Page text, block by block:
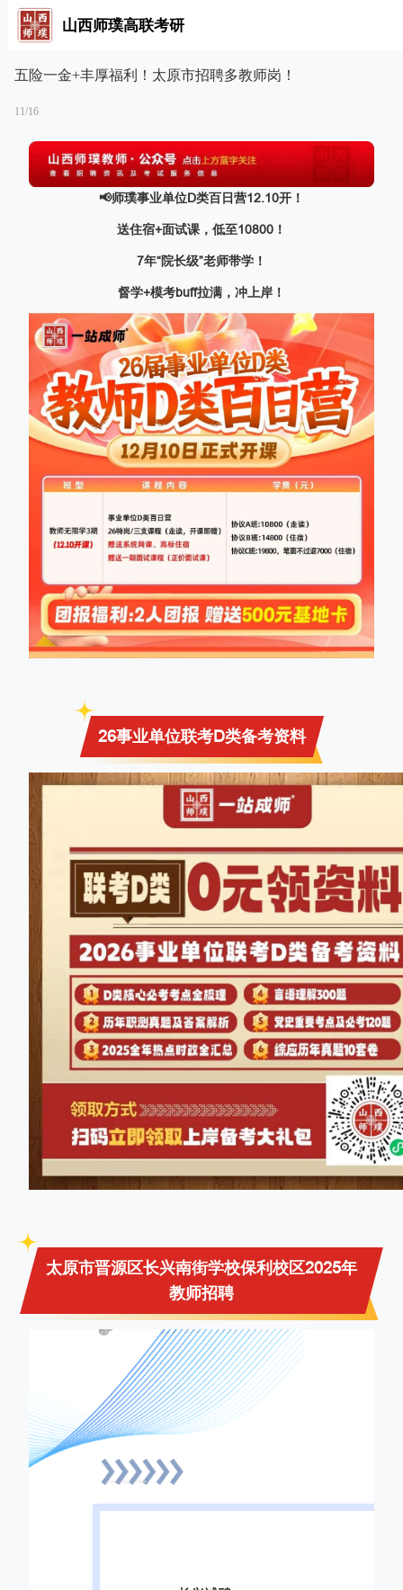
山西师璞高联考研
五险一金+丰厚福利！太原市招聘多教师岗！
11/16
📢师璞事业单位D类百日营12.10开！
送住宿+面试课，低至10800！
7年“院长级”老师带学！
督学+模考buff拉满，冲上岸！
26事业单位联考D类备考资料
太原市晋源区长兴南街学校保利校区2025年
教师招聘